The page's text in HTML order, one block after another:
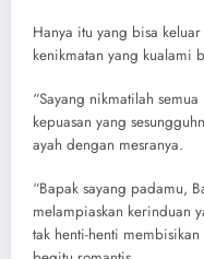
Hanya itu yang bisa
kenikmatan yang kualami
“Sayang nikmatilah
kepuasan yang
ayah dengan mesranya.
“Bapak sayang padamu,
melampiaskan kerinduan
tak henti-henti